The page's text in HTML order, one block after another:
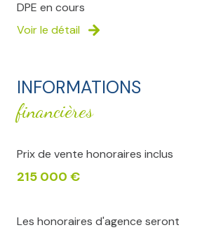
DPE en cours
Voir le détail
INFORMATIONS
financières
Prix de vente honoraires inclus
215 000 €
Les honoraires d'agence seront